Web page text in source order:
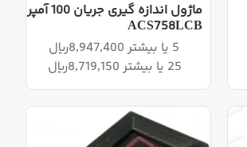
ماژول اندازه گیری جریان 100 آمپر
ACS758LCB
5 یا بیشتر 8,947,400ریال
25 یا بیشتر 8,719,150ریال